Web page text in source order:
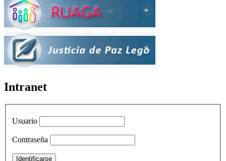
Intranet
Usuario
Contraseña